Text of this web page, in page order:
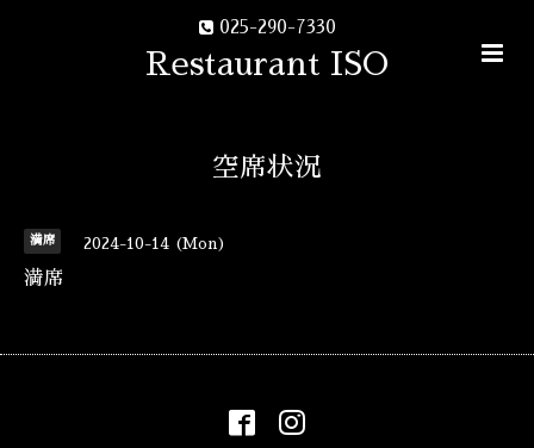
025-290-7330
Restaurant ISO
空席状況
満席 2024-10-14 (Mon)
満席